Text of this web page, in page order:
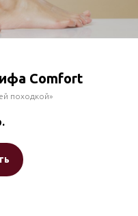
Comfort
походкой»